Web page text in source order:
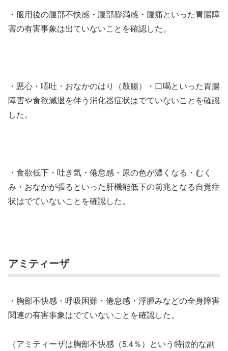
・服用後の腹部不快感・腹部膨満感・腹痛といった胃腸障
害の有害事象は出ていないことを確認した。
・悪心・嘔吐・おなかのはり（鼓腸）・口喝といった胃腸
障害や食欲減退を伴う消化器症状はでていないことを確認
した。
・食欲低下・吐き気・倦怠感・尿の色が濃くなる・むく
み・おなかが張るといった肝機能低下の前兆となる自覚症
状はでていないことを確認した。
アミティーザ
・胸部不快感・呼吸困難・倦怠感・浮腫みなどの全身障害
関連の有害事象はでていないことを確認した。
（アミティーザは胸部不快感（5.4％）という特徴的な副